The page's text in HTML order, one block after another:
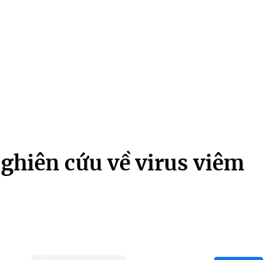
Infographic
cứu về virus viêm